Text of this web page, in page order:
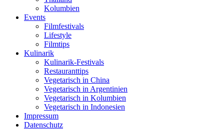
Kolumbien
Events
Filmfestivals
Lifestyle
Filmtips
Kulinarik
Kulinarik-Festivals
Restauranttips
Vegetarisch in China
Vegetarisch in Argentinien
Vegetarisch in Kolumbien
Vegetarisch in Indonesien
Impressum
Datenschutz